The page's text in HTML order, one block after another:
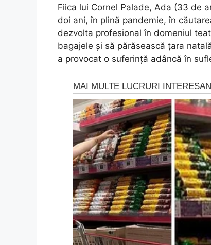
Fiica lui Cornel Palade, Ada (33 de
doi ani, în plină pandemie, în
dezvolta profesional în domeniul
bagajele și să părăsească țara
a provocat o suferință adâncă în